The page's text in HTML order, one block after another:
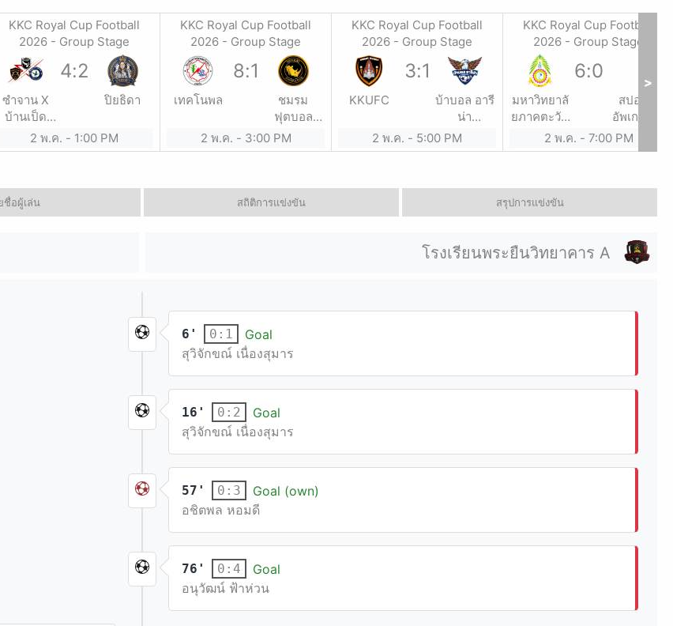
KKC Royal Cup Football
2026 - Group Stage
ซำจาน X
บ้านเป็ด
โชค
ชนม์119
4:2
ปิยธิดา
2 พ.ค. - 1:00 PM
KKC Royal Cup Football
2026 - Group Stage
เทคโนพล
8:1
ชมรม
ฟุตบอล
อำเภอบ้าน
แฮด
2 พ.ค. - 3:00 PM
KKC Royal Cup Football
2026 - Group Stage
KKUFC
3:1
บ้าบอล อารี
น่า
ขอนแก่น
2 พ.ค. - 5:00 PM
KKC Royal Cup Football
2026 - Group Stage
มหาวิทยาลั
ยภาคตะวัน
ออกเฉียง
เหนือ
6:0
สปอร์ต
อัพเกรด x
สาวะถีCY
2 พ.ค. - 7:00 PM
>
ชื่อผู้เล่น สถิติการแข่งขัน สรุปการแข่งขัน
โรงเรียนพระยืนวิทยาคาร A
6' 0:1
Goal
สุวิจักขณ์ เนื่องสุมาร
16' 0:2
Goal
สุวิจักขณ์ เนื่องสุมาร
57' 0:3
Goal (own)
อชิตพล หอมดี
76' 0:4
Goal
อนุวัฒน์ ฟ้าห่วน